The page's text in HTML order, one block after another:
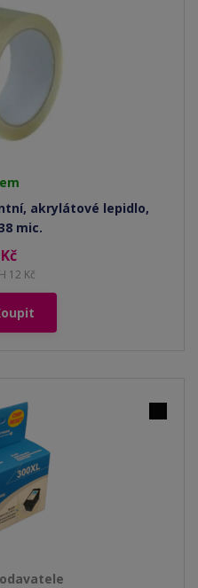
akrylátové lepidlo,
mic.
12 Kč